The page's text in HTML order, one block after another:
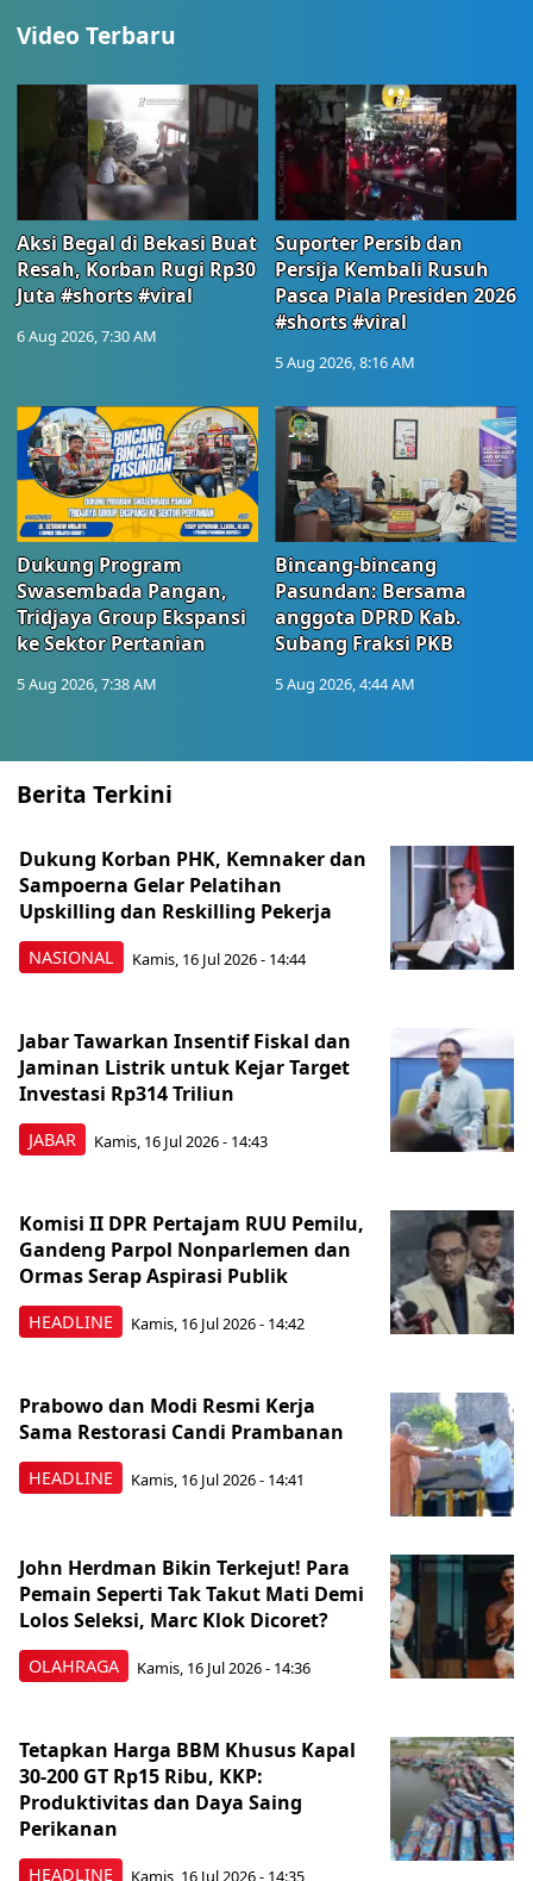
Video Terbaru
Aksi Begal di Bekasi Buat
Resah, Korban Rugi Rp30
Juta #shorts #viral
6 Aug 2026, 7:30 AM
Suporter Persib dan
Persija Kembali Rusuh
Pasca Piala Presiden 2026
#shorts #viral
5 Aug 2026, 8:16 AM
Dukung Program
Swasembada Pangan,
Tridjaya Group Ekspansi
ke Sektor Pertanian
5 Aug 2026, 7:38 AM
Bincang-bincang
Pasundan: Bersama
anggota DPRD Kab.
Subang Fraksi PKB
5 Aug 2026, 4:44 AM
Berita Terkini
NASIONAL
Dukung Korban PHK, Kemnaker dan
Sampoerna Gelar Pelatihan
Upskilling dan Reskilling Pekerja
Kamis, 16 Jul 2026 - 14:44
JABAR
Jabar Tawarkan Insentif Fiskal dan
Jaminan Listrik untuk Kejar Target
Investasi Rp314 Triliun
Kamis, 16 Jul 2026 - 14:43
HEADLINE
Komisi II DPR Pertajam RUU Pemilu,
Gandeng Parpol Nonparlemen dan
Ormas Serap Aspirasi Publik
Kamis, 16 Jul 2026 - 14:42
HEADLINE
Prabowo dan Modi Resmi Kerja
Sama Restorasi Candi Prambanan
Kamis, 16 Jul 2026 - 14:41
OLAHRAGA
John Herdman Bikin Terkejut! Para
Pemain Seperti Tak Takut Mati Demi
Lolos Seleksi, Marc Klok Dicoret?
Kamis, 16 Jul 2026 - 14:36
HEADLINE
Tetapkan Harga BBM Khusus Kapal
30-200 GT Rp15 Ribu, KKP:
Produktivitas dan Daya Saing
Perikanan
Kamis, 16 Jul 2026 - 14:35